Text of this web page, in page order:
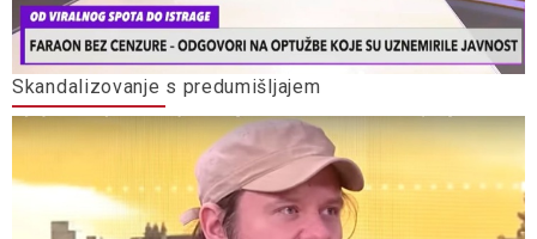
Skandalizovanje s predumišljajem